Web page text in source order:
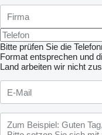
Bitte prüfen Sie die
Format entsprechen und
Land arbeiten wir nicht